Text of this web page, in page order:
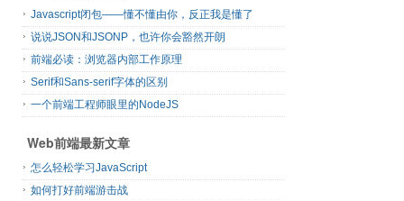
Javascript闭包——懂不懂由你，反正我是懂了
说说JSON和JSONP，也许你会豁然开朗
前端必读：浏览器内部工作原理
Serif和Sans-serif字体的区别
一个前端工程师眼里的NodeJS
Web前端最新文章
怎么轻松学习JavaScript
如何打好前端游击战